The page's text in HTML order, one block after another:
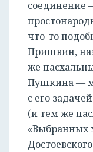
соединение
что-то
Пришвин,
же
Пушкина —
с его
(и тем же
«Выбранных